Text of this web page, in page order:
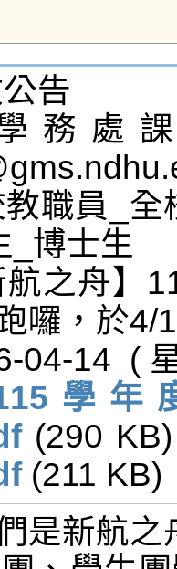
告
務處
職員_
_博士生
之舟】
囉，於4/
14  (
學年
(290
(211
是新航之